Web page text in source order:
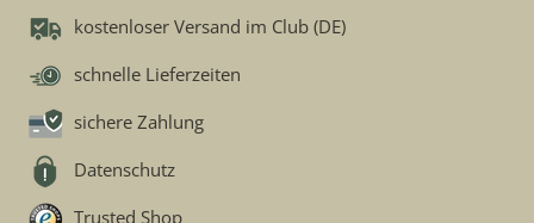
kostenloser Versand im Club (DE)
schnelle Lieferzeiten
sichere Zahlung
Datenschutz
Trusted Shop